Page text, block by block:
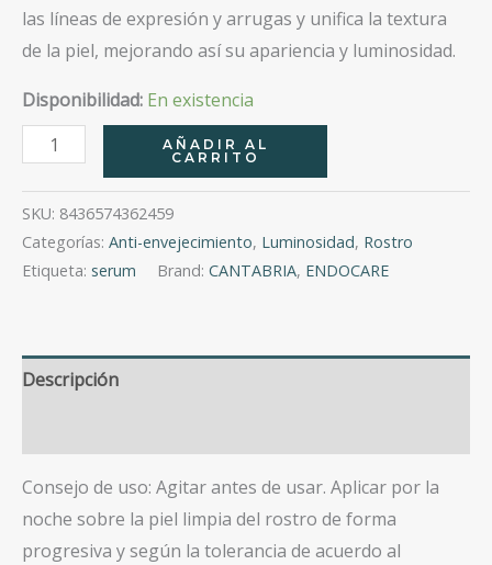
las líneas de expresión y arrugas y unifica la textura
de la piel, mejorando así su apariencia y luminosidad.
Disponibilidad: En existencia
Endocare
Renewal
Retinol
Intensive
Serum
AÑADIR AL
CARRITO
SKU: 8436574362459
Categorías: Anti-envejecimiento, Luminosidad, Rostro
Etiqueta: serum Brand: CANTABRIA, ENDOCARE
Descripción
Consejo de uso: Agitar antes de usar. Aplicar por la
noche sobre la piel limpia del rostro de forma
progresiva y según la tolerancia de acuerdo al